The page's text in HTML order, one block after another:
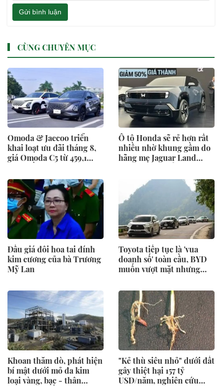
Gửi bình luận
CÙNG CHUYÊN MỤC
Omoda & Jaecoo triển
khai loạt ưu đãi tháng 8,
giá Omoda C5 từ 459,1
Ô tô Honda sẽ rẻ hơn rất
nhiều nhờ khung gầm do
hãng mẹ Jaguar Land
Đấu giá đôi hoa tai đính
kim cương của bà Trương
Mỹ Lan
Toyota tiếp tục là 'vua
doanh số' toàn cầu, BYD
muốn vượt mặt nhưng
một điểm
Khoan thăm dò, phát hiện
bí mật dưới mỏ đa kim
loại vàng, bạc - thân
"Kẻ thù siêu nhỏ" dưới đất
gây thiệt hại 157 tỷ
USD/năm, nghiên cứu